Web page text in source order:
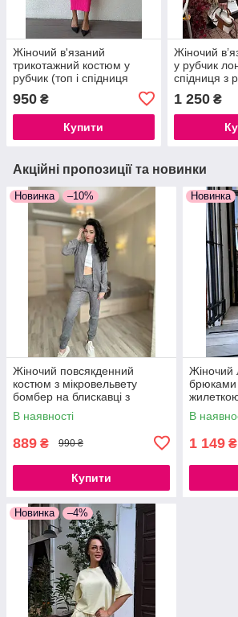
Жіночий в'язаний
трикотажний костюм у
рубчик (топ і спідниця
міді), зелений, малиновий,
Туреччина.
950 ₴
Купити
Жіночий
у рубчик
спідниця з
стиль,
якість для
образу
1 250₴
Акційні пропозиції та новинки
Новинка –10%
Жіночий повсякденний
костюм з мікровельвету
бомбер на блискавці з
джогерами стильний
комплект, розміри 42–52
В наявності
889 ₴ 990 ₴
Купити
Новинка
Жіночий
брюками
костюм
46/48
В
1 149 ₴
Новинка –4%